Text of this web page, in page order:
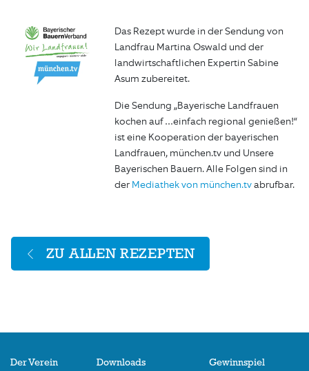
Das Rezept wurde in der Sendung von
Landfrau Martina Oswald und der
landwirtschaftlichen Expertin Sabine
Asum zubereitet.
Die Sendung „Bayerische Landfrauen
kochen auf …einfach regional genießen!“
ist eine Kooperation der bayerischen
Landfrauen, münchen.tv und Unsere
Bayerischen Bauern. Alle Folgen sind in
der Mediathek von münchen.tvabrufbar.
ZU ALLEN REZEPTEN
Der Verein Downloads Gewinnspiel